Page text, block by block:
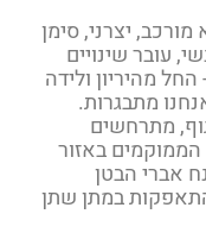
יצרני, סימן
עובר שינויים
מהיריון ולידה
מתבגרות.
מתרחשים
באזור
אברי הבטן
במתן שתן